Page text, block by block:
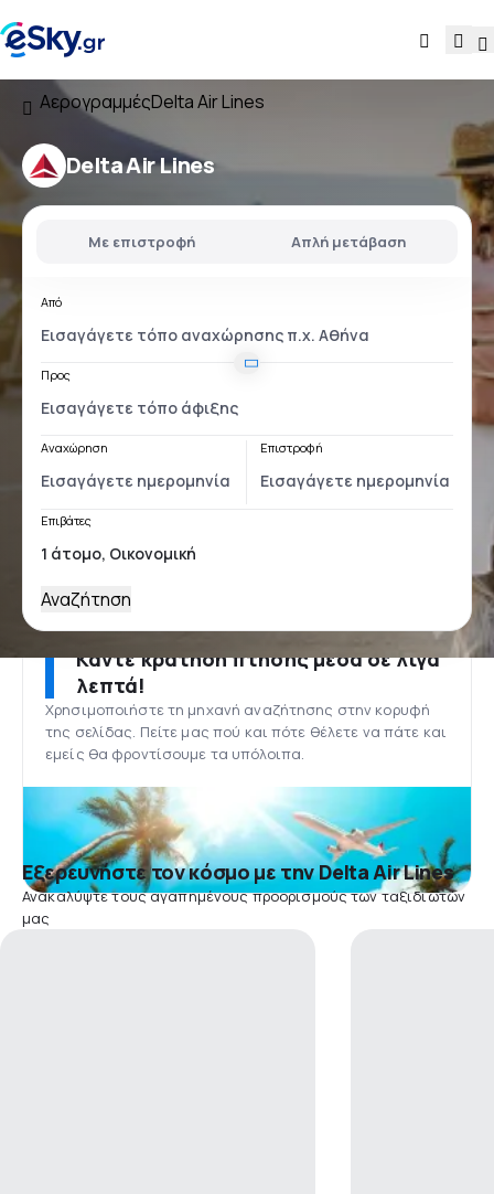
ΑερογραμμέςDelta Air Lines
Delta Air Lines
Με επιστροφή Απλή μετάβαση
Από
Προς
Αναχώρηση Επιστροφή
Επιβάτες
Αναζήτηση
Κάντε κράτηση πτήσης μέσα σε λίγα
λεπτά!
Χρησιμοποιήστε τη μηχανή αναζήτησης στην κορυφή
της σελίδας. Πείτε μας πού και πότε θέλετε να πάτε και
εμείς θα φροντίσουμε τα υπόλοιπα.
Εξερευνήστε τον κόσμο με την Delta Air Lines
Ανακαλύψτε τους αγαπημένους προορισμούς των ταξιδιωτών
μας